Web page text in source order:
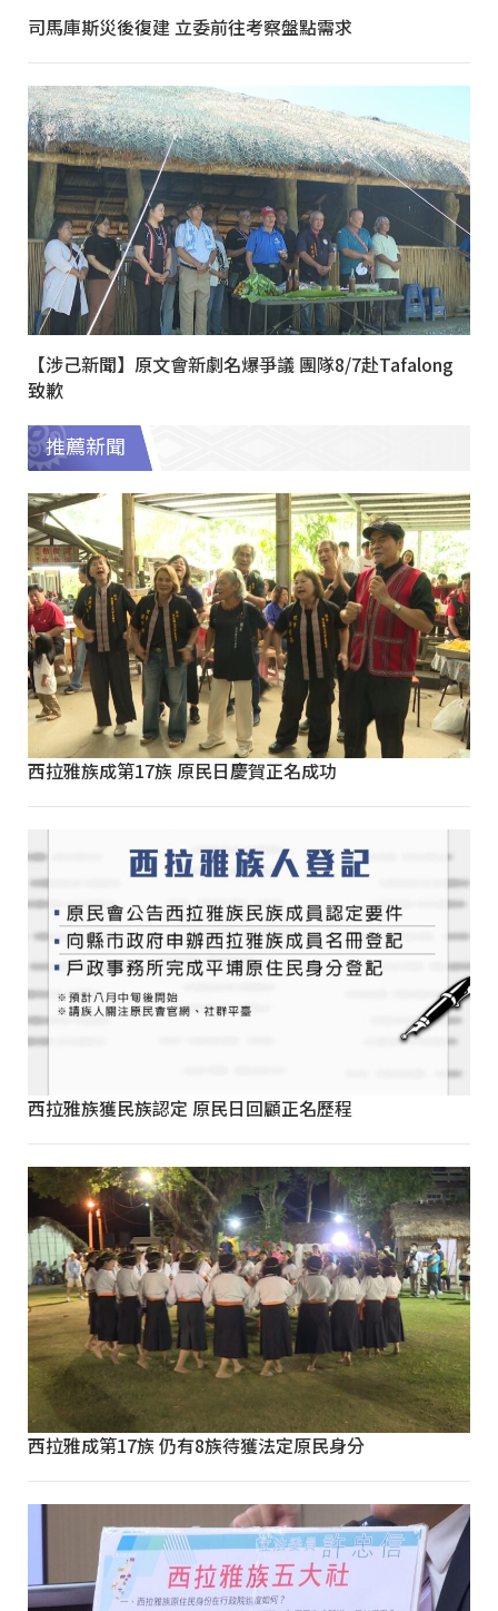
司馬庫斯災後復建 立委前往考察盤點需求
【涉己新聞】原文會新劇名爆爭議 團隊8/7赴Tafalong
致歉
推薦新聞
西拉雅族成第17族 原民日慶賀正名成功
西拉雅族獲民族認定 原民日回顧正名歷程
西拉雅成第17族 仍有8族待獲法定原民身分